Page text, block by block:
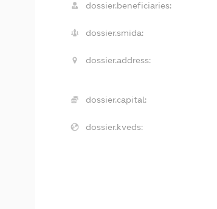
dossier.beneficiaries:
dossier.smida:
dossier.address:
dossier.capital:
dossier.kveds: